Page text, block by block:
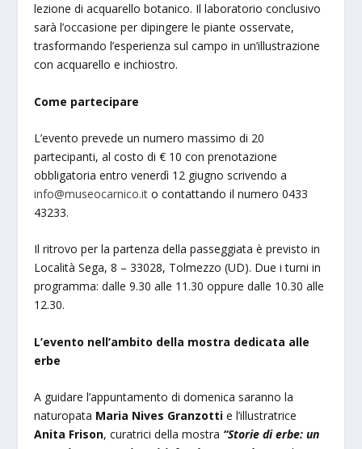
lezione di acquarello botanico. Il laboratorio conclusivo
sarà l’occasione per dipingere le piante osservate,
trasformando l’esperienza sul campo in un’illustrazione
con acquarello e inchiostro.
Come partecipare
L’evento prevede un numero massimo di 20
partecipanti, al costo di € 10 con prenotazione
obbligatoria entro venerdì 12 giugno scrivendo a
info@museocarnico.it o contattando il numero 0433
43233.
Il ritrovo per la partenza della passeggiata è previsto in
Località Sega, 8 – 33028, Tolmezzo (UD). Due i turni in
programma: dalle 9.30 alle 11.30 oppure dalle 10.30 alle
12.30.
L’evento nell’ambito della mostra dedicata alle
erbe
A guidare l’appuntamento di domenica saranno la
naturopata Maria Nives Granzotti e l’illustratrice
Anita Frison, curatrici della mostra “Storie di erbe: un